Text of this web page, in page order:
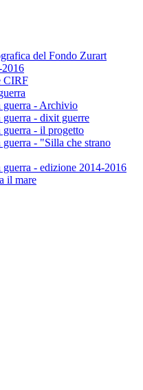
del Fondo Zurart
CIRF
guerra - Archivio
- dixit guerre
- il progetto
- "Silla che strano
- edizione 2014-2016
il mare